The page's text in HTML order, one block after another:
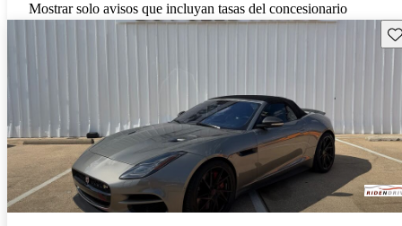
Mostrar solo avisos que incluyan tasas del concesionario